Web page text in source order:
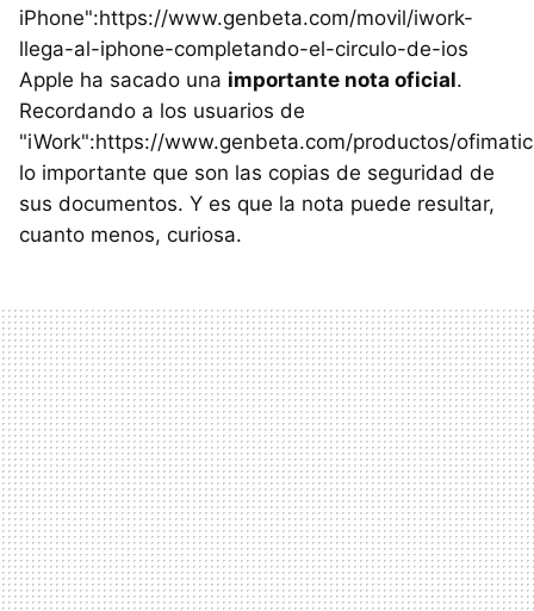
iPhone":https://www.genbeta.com/movil/iwork-
llega-al-iphone-completando-el-circulo-de-ios
Apple ha sacado una importante nota oficial.
Recordando a los usuarios de
"iWork":https://www.genbeta.com/productos/
lo importante que son las copias de seguridad de
sus documentos. Y es que la nota puede resultar,
cuanto menos, curiosa.